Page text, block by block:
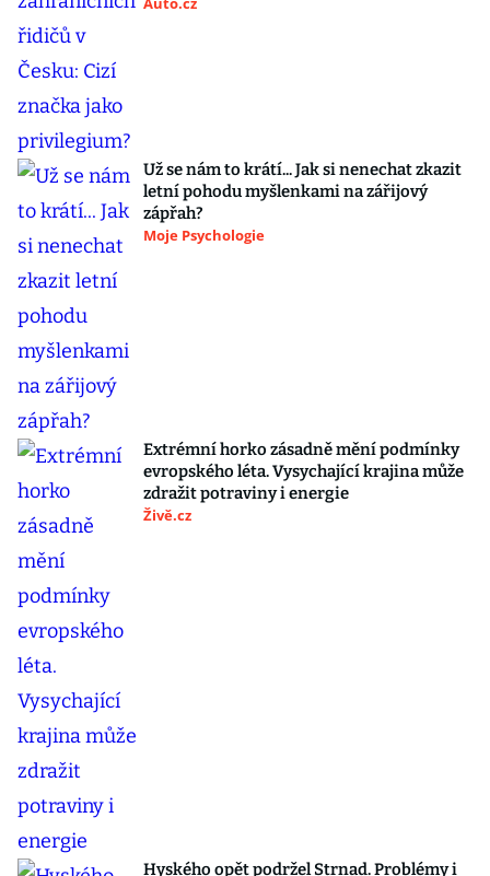
Už se nám to krátí... Jak si nenechat zkazit
letní pohodu myšlenkami na zářijový
zápřah?
Moje Psychologie
Extrémní horko zásadně mění podmínky
evropského léta. Vysychající krajina může
zdražit potraviny i energie
Živě.cz
Hyského opět podržel Strnad. Problémy i